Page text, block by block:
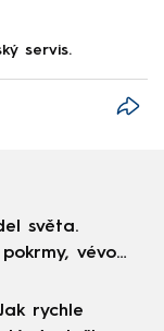
servis.
světa.
vévodí
rychle